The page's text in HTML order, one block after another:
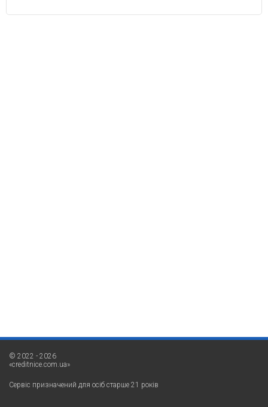
© 2022 - 2026
«creditnice.com.ua»
Сервіс призначений для осіб старше 21 років